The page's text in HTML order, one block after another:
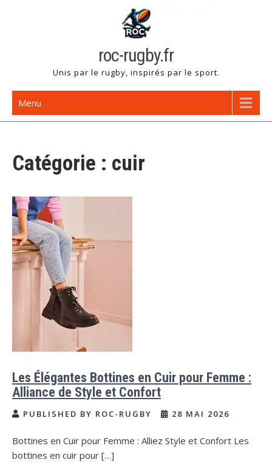
roc-rugby.fr
Unis par le rugby, inspirés par le sport.
Menu
Catégorie : cuir
Les Élégantes Bottines en Cuir pour Femme :
Alliance de Style et Confort
PUBLISHED BY ROC-RUGBY 28 MAI 2026
Bottines en Cuir pour Femme : Alliez Style et Confort Les
bottines en cuir pour […]